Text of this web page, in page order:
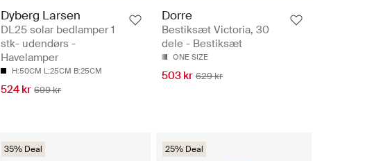
Dyberg Larsen
DL25 solar bedlamper 1
stk- udendørs -
Havelamper
H:50CM L:25CM B:25CM
524 kr 699 kr
Dorre
Bestiksæt Victoria, 30
dele - Bestiksæt
ONE SIZE
503 kr 629 kr
35% Deal 25% Deal